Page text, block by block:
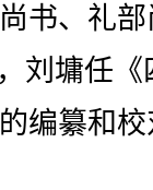
书、礼
刘墉任《
编纂和